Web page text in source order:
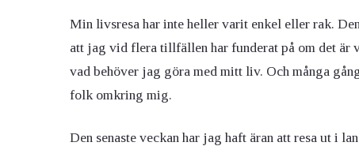
Min livsresa har inte heller varit enkel eller rak.
att jag vid flera tillfällen har funderat på om det är
vad behöver jag göra med mitt liv. Och många
folk omkring mig.
Den senaste veckan har jag haft äran att resa ut i